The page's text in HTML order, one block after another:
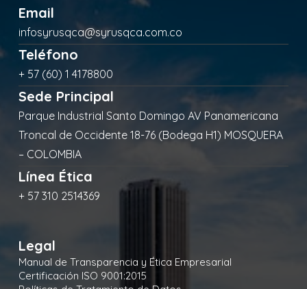
Email
infosyrusqca@syrusqca.com.co
Teléfono
+ 57 (60) 1 4178800
Sede Principal
Parque Industrial Santo Domingo AV Panamericana
Troncal de Occidente 18-76 (Bodega H1) MOSQUERA
– COLOMBIA
Línea Ética
+ 57 310 2514369
Legal
Manual de Transparencia y Ética Empresarial
Certificación ISO 9001:2015